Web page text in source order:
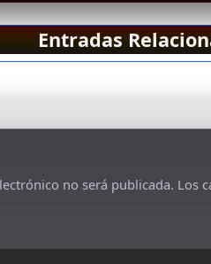
Entradas
no será publicada. Los